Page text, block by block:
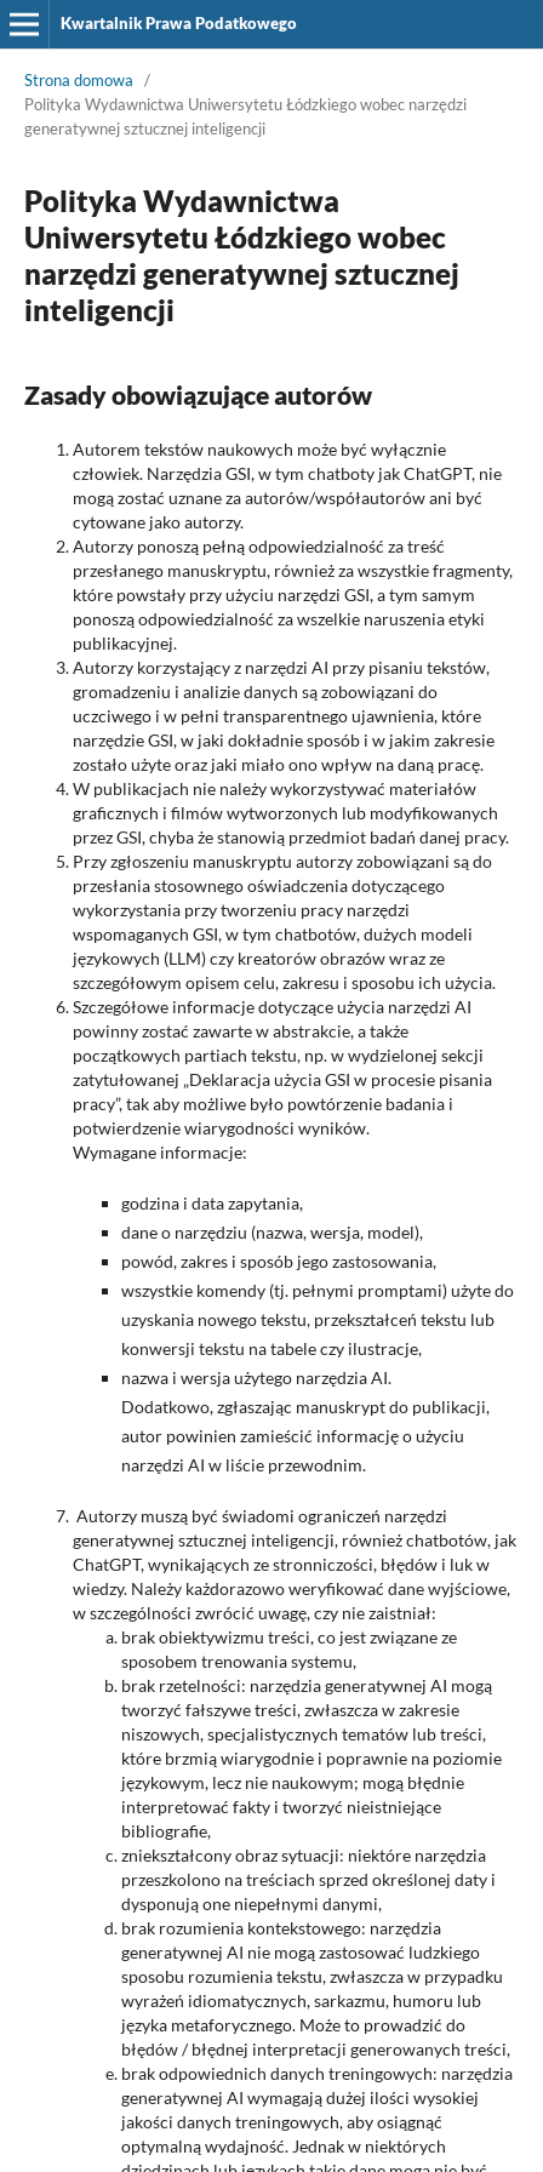
Kwartalnik Prawa Podatkowego
Strona domowa
/
Polityka Wydawnictwa Uniwersytetu Łódzkiego wobec narzędzi
generatywnej sztucznej inteligencji
Polityka Wydawnictwa
Uniwersytetu Łódzkiego wobec
narzędzi generatywnej sztucznej
inteligencji
Zasady obowiązujące autorów
Autorem tekstów naukowych może być wyłącznie
człowiek. Narzędzia GSI, w tym chatboty jak ChatGPT, nie
mogą zostać uznane za autorów/współautorów ani być
cytowane jako autorzy.
Autorzy ponoszą pełną odpowiedzialność za treść
przesłanego manuskryptu, również za wszystkie fragmenty,
które powstały przy użyciu narzędzi GSI, a tym samym
ponoszą odpowiedzialność za wszelkie naruszenia etyki
publikacyjnej.
Autorzy korzystający z narzędzi AI przy pisaniu tekstów,
gromadzeniu i analizie danych są zobowiązani do
uczciwego i w pełni transparentnego ujawnienia, które
narzędzie GSI, w jaki dokładnie sposób i w jakim zakresie
zostało użyte oraz jaki miało ono wpływ na daną pracę.
W publikacjach nie należy wykorzystywać materiałów
graficznych i filmów wytworzonych lub modyfikowanych
przez GSI, chyba że stanowią przedmiot badań danej pracy.
Przy zgłoszeniu manuskryptu autorzy zobowiązani są do
przesłania stosownego oświadczenia dotyczącego
wykorzystania przy tworzeniu pracy narzędzi
wspomaganych GSI, w tym chatbotów, dużych modeli
językowych (LLM) czy kreatorów obrazów wraz ze
szczegółowym opisem celu, zakresu i sposobu ich użycia.
Szczegółowe informacje dotyczące użycia narzędzi AI
powinny zostać zawarte w abstrakcie, a także
początkowych partiach tekstu, np. w wydzielonej sekcji
zatytułowanej „Deklaracja użycia GSI w procesie pisania
pracy”, tak aby możliwe było powtórzenie badania i
potwierdzenie wiarygodności wyników.
Wymagane informacje:
godzina i data zapytania,
dane o narzędziu (nazwa, wersja, model),
powód, zakres i sposób jego zastosowania,
wszystkie komendy (tj. pełnymi promptami) użyte do
uzyskania nowego tekstu, przekształceń tekstu lub
konwersji tekstu na tabele czy ilustracje,
nazwa i wersja użytego narzędzia AI.
Dodatkowo, zgłaszając manuskrypt do publikacji,
autor powinien zamieścić informację o użyciu
narzędzi AI w liście przewodnim.
Autorzy muszą być świadomi ograniczeń narzędzi
generatywnej sztucznej inteligencji, również chatbotów, jak
ChatGPT, wynikających ze stronniczości, błędów i luk w
wiedzy. Należy każdorazowo weryfikować dane wyjściowe,
w szczególności zwrócić uwagę, czy nie zaistniał:
brak obiektywizmu treści, co jest związane ze
sposobem trenowania systemu,
brak rzetelności: narzędzia generatywnej AI mogą
tworzyć fałszywe treści, zwłaszcza w zakresie
niszowych, specjalistycznych tematów lub treści,
które brzmią wiarygodnie i poprawnie na poziomie
językowym, lecz nie naukowym; mogą błędnie
interpretować fakty i tworzyć nieistniejące
bibliografie,
zniekształcony obraz sytuacji: niektóre narzędzia
przeszkolono na treściach sprzed określonej daty i
dysponują one niepełnymi danymi,
brak rozumienia kontekstowego: narzędzia
generatywnej AI nie mogą zastosować ludzkiego
sposobu rozumienia tekstu, zwłaszcza w przypadku
wyrażeń idiomatycznych, sarkazmu, humoru lub
języka metaforycznego. Może to prowadzić do
błędów / błędnej interpretacji generowanych treści,
brak odpowiednich danych treningowych: narzędzia
generatywnej AI wymagają dużej ilości wysokiej
jakości danych treningowych, aby osiągnąć
optymalną wydajność. Jednak w niektórych